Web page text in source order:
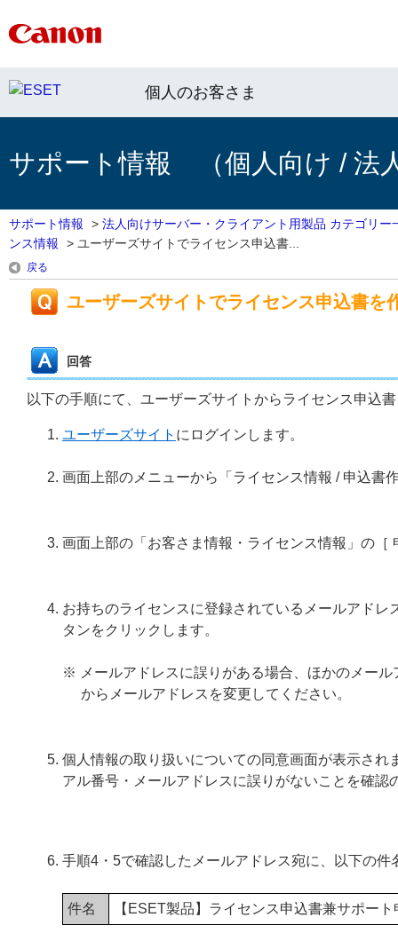
個人のお客さま
サポート情報 （個人向け / 法
サポート情報 > 法人向けサーバー・クライアント用製品 カテゴリー
ンス情報
> ユーザーズサイトでライセンス申込書...
戻る
ユーザーズサイトでライセンス申込書を
回答
以下の手順にて、ユーザーズサイトからライセンス申込
ユーザーズサイト にログインします。
画面上部のメニューから「ライセンス情報 / 申込書
画面上部の「お客さま情報・ライセンス情報」の
お持ちのライセンスに登録されているメールアド
タンをクリックします。
※ メールアドレスに誤りがある場合、ほかのメー
からメールアドレスを変更してください。
個人情報の取り扱いについての同意画面が表示さ
アル番号・メールアドレスに誤りがないことを確
手順4・5で確認したメールアドレス宛に、以下の件
件名 【ESET製品】ライセンス申込書兼サポー